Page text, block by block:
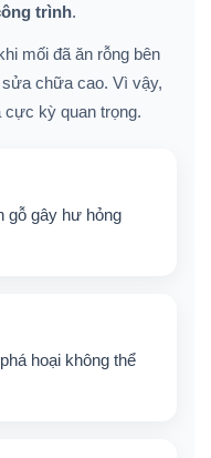
trình.
mối đã ăn rỗng bên
chữa cao. Vì vậy,
kỳ quan trọng.
gỗ gây hư hỏng
hoại không thể